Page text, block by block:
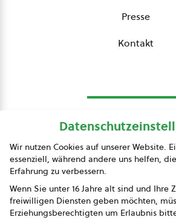
Presse
Kontakt
Presse
Impressum
Datenschutz
Wir nutzen Cookies auf unserer Website.
essenziell, während andere uns helfen,
Erfahrung zu verbessern.
Wenn Sie unter 16 Jahre alt sind und Ihre
freiwilligen Diensten geben möchten,
Erziehungsberechtigten um Erlaubnis